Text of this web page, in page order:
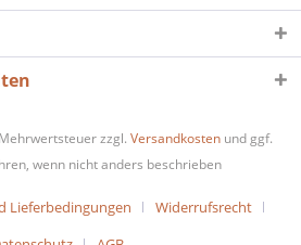
zzgl. Versandkosten und ggf.
wenn nicht anders beschrieben
Lieferbedingungen
Widerrufsrecht